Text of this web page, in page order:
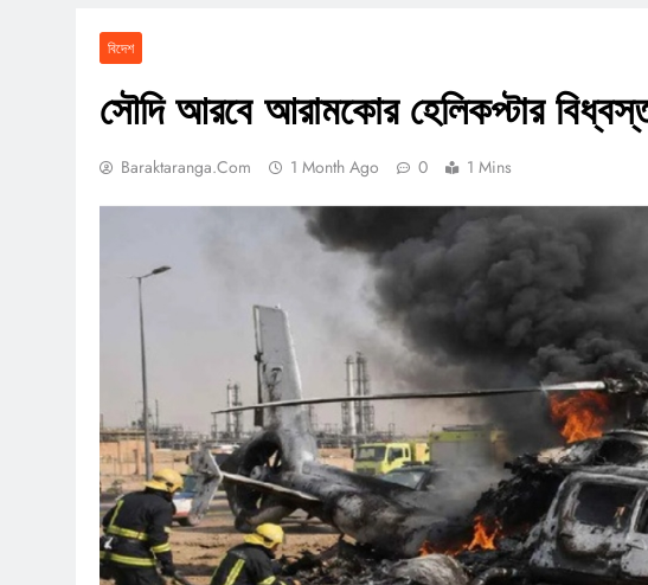
বিদেশ
সৌদি আরবে আরামকোর হেলিকপ্টার
Baraktaranga.com 1 Month Ago 0 1 Mins